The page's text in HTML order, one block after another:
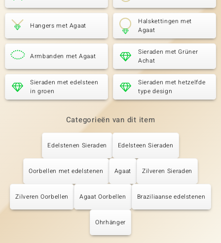
Hangers met Agaat
Halskettingen met
Agaat
Armbanden met Agaat
Sieraden met Grüner
Achat
Sieraden met edelsteen
in groen
Sieraden met hetzelfde
type design
Categorieën van dit item
Edelstenen Sieraden Edelsteen Sieraden
Oorbellen met edelstenen Agaat Zilveren Sieraden
Zilveren Oorbellen Agaat Oorbellen Braziliaanse edelstenen
Ohrhänger